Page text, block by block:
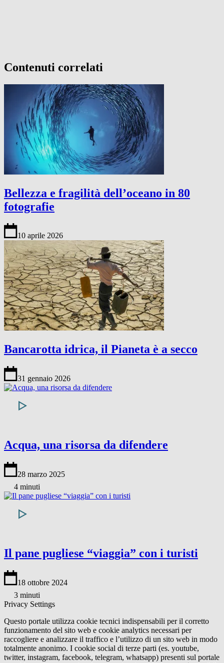
Contenuti correlati
Bellezza e fragilità dell’oceano in 80
fotografie
10 aprile 2026
Bancarotta idrica, il Pianeta è a secco
31 gennaio 2026
Acqua, una risorsa da difendere
28 marzo 2025
4 minuti
Il pane pugliese “viaggia” con i turisti
18 ottobre 2024
3 minuti
Privacy Settings
Questo portale utilizza cookie tecnici indispensabili per il corretto
funzionamento del sito web e cookie analytics necessari per
raccogliere e analizzare il traffico e l’utilizzo di un sito web in modo
totalmente anonimo. I cookie social di terze parti (es. youtube,
twitter, instagram, facebook, telegram, whatsapp) presenti sul portale